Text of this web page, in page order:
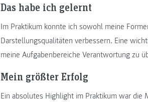
Das habe ich gelernt
Im Praktikum konnte ich sowohl meine
Darstellungsqualitäten verbessern. Eine
meine Aufgabenbereiche Verantwortung zu
Mein größter Erfolg
Ein absolutes Highlight im Praktikum war die